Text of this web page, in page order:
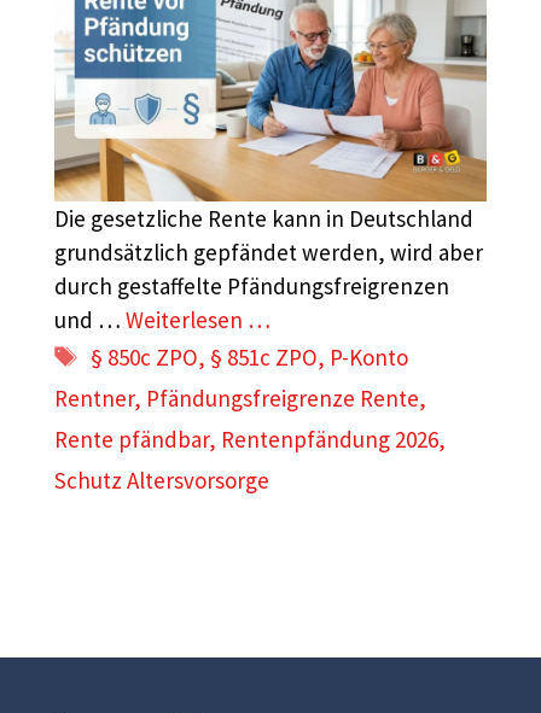
Die gesetzliche Rente kann in Deutschland
grundsätzlich gepfändet werden, wird aber
durch gestaffelte Pfändungsfreigrenzen
und … Weiterlesen …
Schlagwörter
§ 850c ZPO, § 851c ZPO, P-Konto
Rentner, Pfändungsfreigrenze Rente,
Rente pfändbar, Rentenpfändung 2026,
Schutz Altersvorsorge